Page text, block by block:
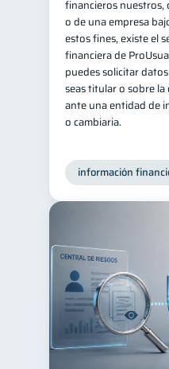
Productos
Organización
Préstamos 8
Consejos
Tarjeta de crédito
Ciberseguridad
Servicios
Derechos &
Cuenta
Inversiones
Cuenta Inactiva
Finanzas
Finanzas en Pareja
financieros nuestros,
o de una empresa
estos fines, existe el
financiera de
puedes solicitar
seas titular o sobre
ante una entidad de
o cambiaria.
información